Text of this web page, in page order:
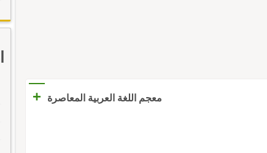
معجم اللغة العربية المعاصرة +